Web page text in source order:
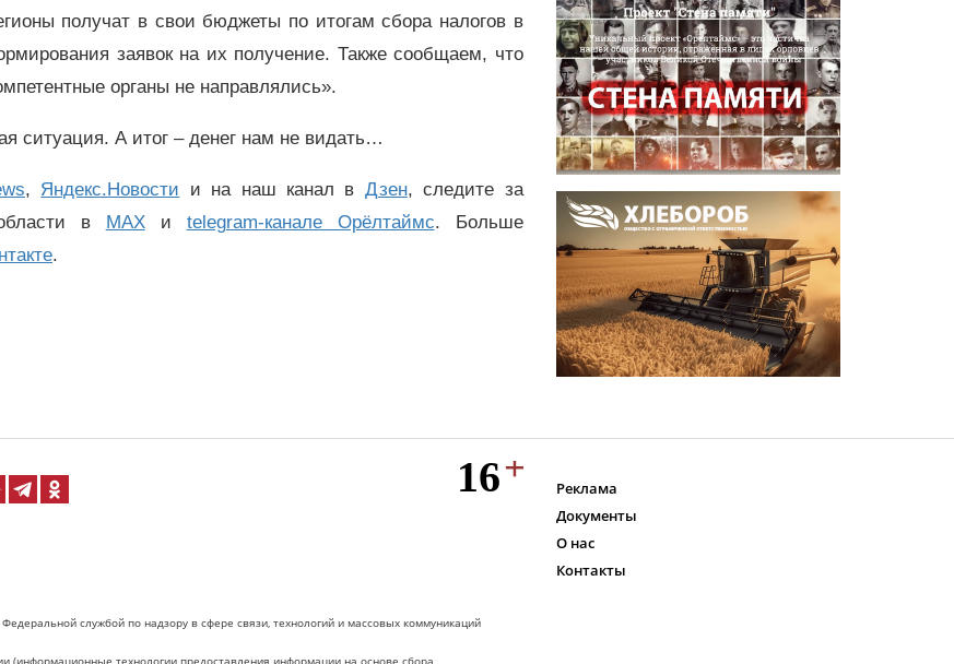
получат в свои бюджеты по итогам сбора налогов в
заявок на их получение. Также сообщаем, что
органы не направлялись».
ситуация. А итог – денег нам не видать…
, Яндекс.Новости и на наш канал в Дзен, следите за
в MAXи telegram-канале Орёлтаймс. Больше
.
службой по надзору в сфере связи, технологий и массовых коммуникаций
Реклама
Документы
О нас
Контакты